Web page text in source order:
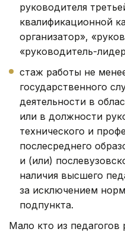
руководителя
квалификационной
организатор»,
«руководитель-
стаж работы не
государственного
деятельности в
или в должности
технического и
послесреднего
и (или)
наличия высшего
за исключением
подпункта.
Мало кто из педагогов